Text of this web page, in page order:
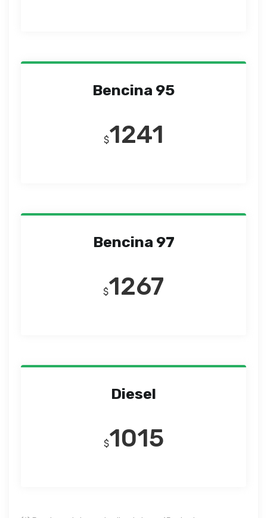
Bencina 95
$1241
Bencina 97
$1267
Diesel
$1015